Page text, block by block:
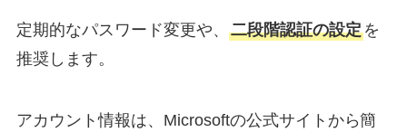
定期的なパスワード変更や、 二段階認証の設定を
推奨します。
アカウント情報は、Microsoftの公式サイトから簡